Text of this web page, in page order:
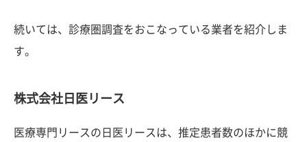
続いては、診療圏調査をおこなっている業者を紹介しま
す。
株式会社日医リース
医療専門リースの日医リースは、推定患者数のほかに競